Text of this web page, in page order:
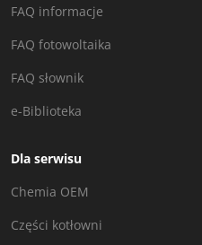
FAQ informacje
FAQ fotowoltaika
FAQ słownik
e-Biblioteka
Dla serwisu
Chemia OEM
Części kotłowni